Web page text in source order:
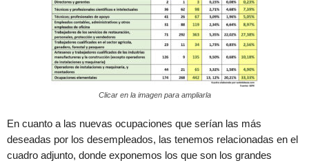
Clicar en la imagen para ampliarla
En cuanto a las nuevas ocupaciones que serían las más
deseadas por los desempleados, las tenemos relacionadas en el
cuadro adjunto, donde exponemos los que son los grandes